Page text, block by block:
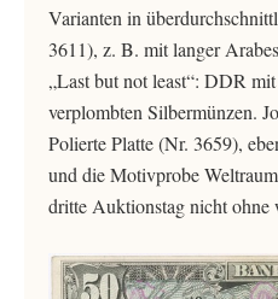
Varianten in
3611), z. B. mit langer
„Last but not least“: DDR
verplombten Silbermünzen.
Polierte Platte (Nr. 3659),
und die Motivprobe
dritte Auktionstag nicht